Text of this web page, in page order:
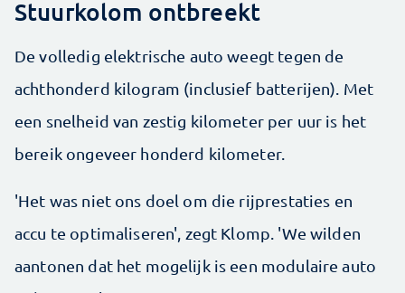
Stuurkolom ontbreekt
De volledig elektrische auto weegt tegen de
achthonderd kilogram (inclusief batterijen). Met
een snelheid van zestig kilometer per uur is het
bereik ongeveer honderd kilometer.
'Het was niet ons doel om die rijprestaties en
accu te optimaliseren', zegt Klomp. 'We wilden
aantonen dat het mogelijk is een modulaire auto